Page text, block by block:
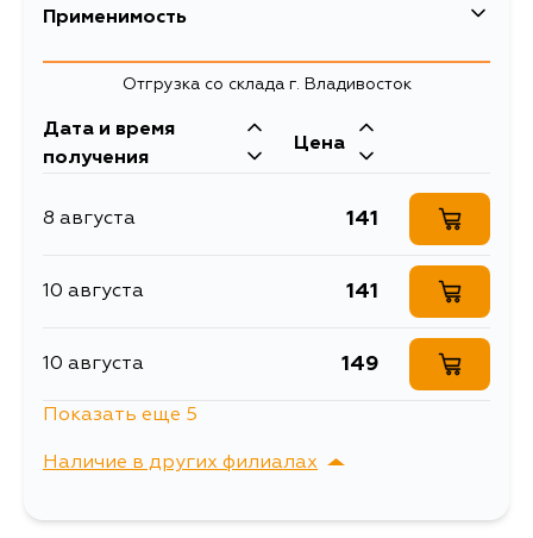
Описание
Применимость
Отгрузка со склада г. Владивосток
Дата и время
получения
Цена
8 августа 141
10 августа 141
10 августа 149
Показать еще 5
Наличие в других филиалах
г. Владивосток,